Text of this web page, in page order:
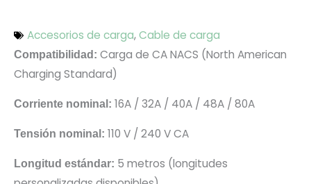
Accesorios de carga,Cable de carga
Compatibilidad: Carga de CA NACS (North American
Charging Standard)
Corriente nominal: 16A / 32A / 40A / 48A / 80A
Tensión nominal: 110 V / 240 V CA
Longitud estándar: 5 metros (longitudes